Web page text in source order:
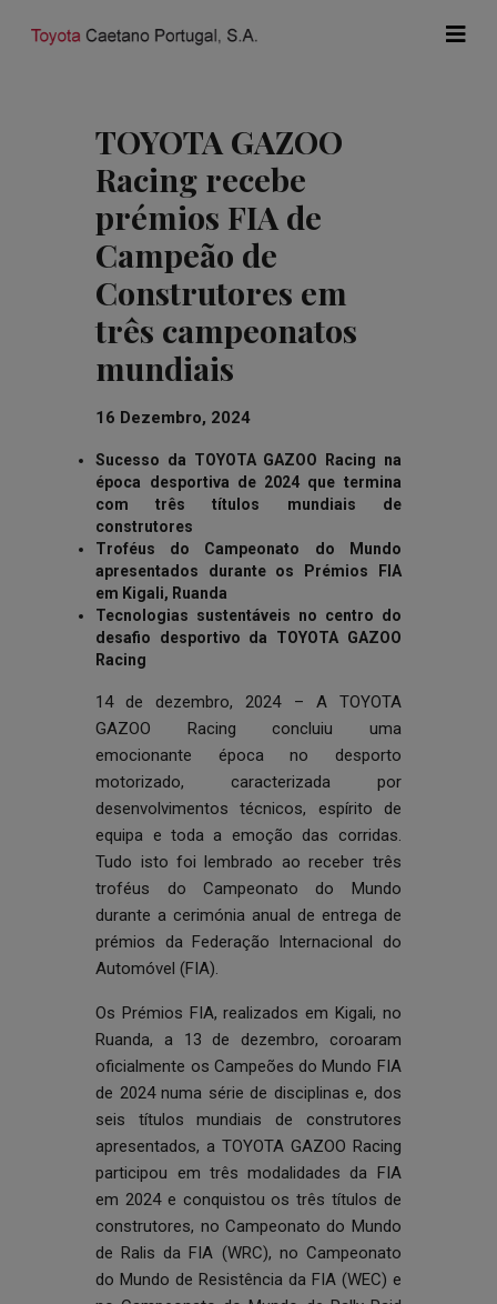
TOYOTA GAZOO
Racing recebe
prémios FIA de
Campeão de
Construtores em
três campeonatos
mundiais
16 Dezembro, 2024
Sucesso da TOYOTA GAZOO Racing na
época desportiva de 2024 que termina
com três títulos mundiais de
construtores
Troféus do Campeonato do Mundo
apresentados durante os Prémios FIA
em Kigali, Ruanda
Tecnologias sustentáveis no centro do
desafio desportivo da TOYOTA GAZOO
Racing
14 de dezembro, 2024 – A TOYOTA
GAZOO Racing concluiu uma
emocionante época no desporto
motorizado, caracterizada por
desenvolvimentos técnicos, espírito de
equipa e toda a emoção das corridas.
Tudo isto foi lembrado ao receber três
troféus do Campeonato do Mundo
durante a cerimónia anual de entrega de
prémios da Federação Internacional do
Automóvel (FIA).
Os Prémios FIA, realizados em Kigali, no
Ruanda, a 13 de dezembro, coroaram
oficialmente os Campeões do Mundo FIA
de 2024 numa série de disciplinas e, dos
seis títulos mundiais de construtores
apresentados, a TOYOTA GAZOO Racing
participou em três modalidades da FIA
em 2024 e conquistou os três títulos de
construtores, no Campeonato do Mundo
de Ralis da FIA (WRC), no Campeonato
do Mundo de Resistência da FIA (WEC) e